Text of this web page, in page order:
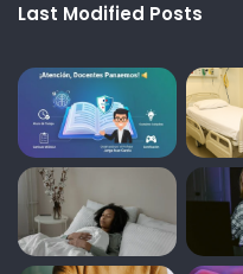
Last Modified Posts